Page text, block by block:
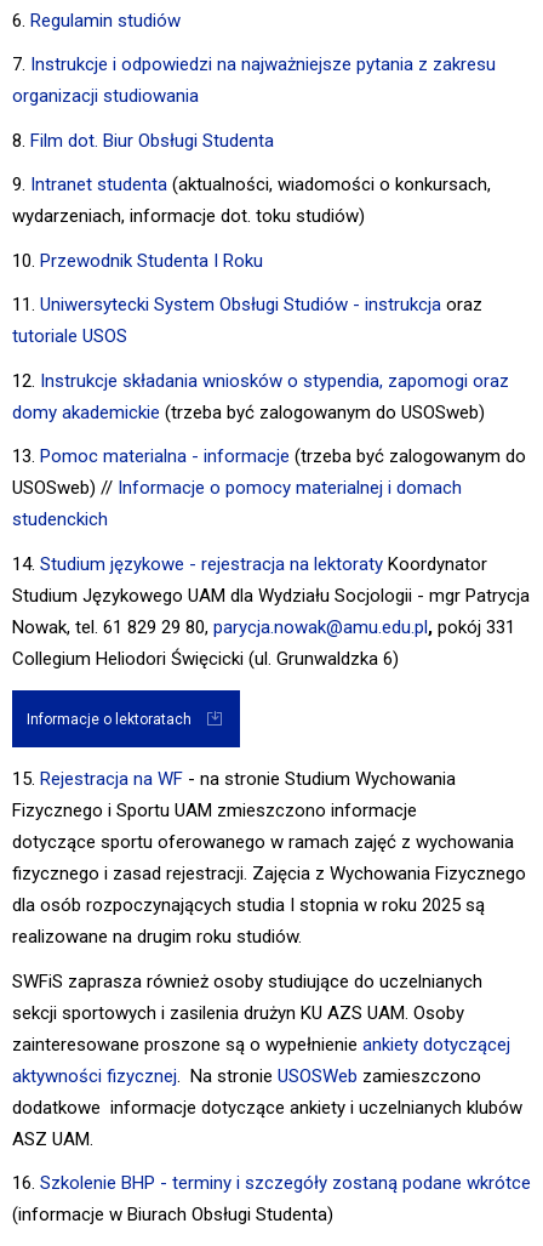
6. Regulamin studiów
7. Instrukcje i odpowiedzi na najważniejsze pytania z zakresu
organizacji studiowania
8. Film dot. Biur Obsługi Studenta
9. Intranet studenta (aktualności, wiadomości o konkursach,
wydarzeniach, informacje dot. toku studiów)
10. Przewodnik Studenta I Roku
11. Uniwersytecki System Obsługi Studiów - instrukcja oraz
tutoriale USOS
12. Instrukcje składania wniosków o stypendia, zapomogi oraz
domy akademickie (trzeba być zalogowanym do USOSweb)
13. Pomoc materialna - informacje (trzeba być zalogowanym do
USOSweb) // Informacje o pomocy materialnej i domach
studenckich
14. Studium językowe - rejestracja na lektoraty Koordynator
Studium Językowego UAM dla Wydziału Socjologii - mgr Patrycja
Nowak, tel. 61 829 29 80, parycja.nowak@amu.edu.pl, pokój 331
Collegium Heliodori Święcicki (ul. Grunwaldzka 6)
Informacje o lektoratach
15. Rejestracja na WF - na stronie Studium Wychowania
Fizycznego i Sportu UAM zmieszczono informacje
dotyczące sportu oferowanego w ramach zajęć z wychowania
fizycznego i zasad rejestracji. Zajęcia z Wychowania Fizycznego
dla osób rozpoczynających studia I stopnia w roku 2025 są
realizowane na drugim roku studiów.
SWFiS zaprasza również osoby studiujące do uczelnianych
sekcji sportowych i zasilenia drużyn KU AZS UAM. Osoby
zainteresowane proszone są o wypełnienie ankiety dotyczącej
aktywności fizycznej . Na stronie USOSWeb zamieszczono
dodatkowe informacje dotyczące ankiety i uczelnianych klubów
ASZ UAM.
16. Szkolenie BHP - terminy i szczegóły zostaną podane wkrótce
(informacje w Biurach Obsługi Studenta)